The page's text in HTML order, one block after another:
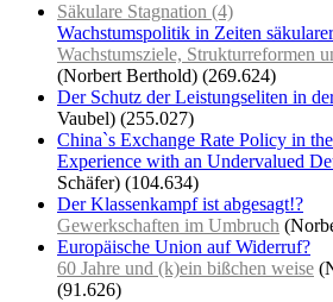
Säkulare Stagnation (4)
Wachstumspolitik in Zeiten
Wachstumsziele, Strukturreformen
(Norbert Berthold) (269.624)
Der Schutz der Leistungseliten in
Vaubel) (255.027)
China`s Exchange Rate Policy in
Experience with an Undervalued
Schäfer) (104.634)
Der Klassenkampf ist abgesagt!?
Gewerkschaften im Umbruch
Europäische Union auf Widerruf?
60 Jahre und (k)ein bißchen weise
(91.626)